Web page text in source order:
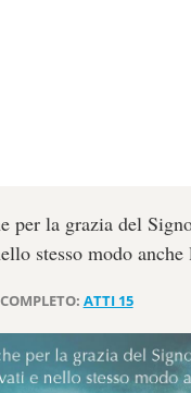
per la grazia del
stesso modo anche
ATTI 15